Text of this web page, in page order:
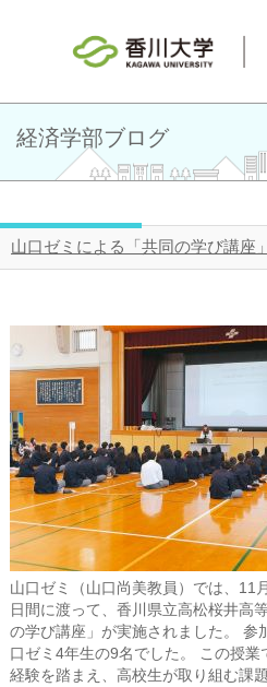
経済学部ブログ
山口ゼミによる「共同の学び講座
山口ゼミ（山口尚美教員）では、11
日間に渡って、香川県立高松桜井高
の学び講座」が実施されました。 参
口ゼミ4年生の9名でした。 この授
経験を踏まえ、高校生が取り組む課